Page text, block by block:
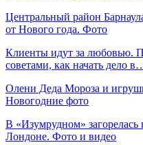
Центральный район
от Нового года. Фото
Клиенты идут за любовью.
советами, как начать дело
Олени Деда Мороза и
Новогодние фото
В «Изумрудном» загорелась
Лондоне. Фото и видео